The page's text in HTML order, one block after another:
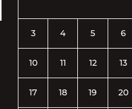
3 4 5 6
10 11 12 13
17 18 19 20